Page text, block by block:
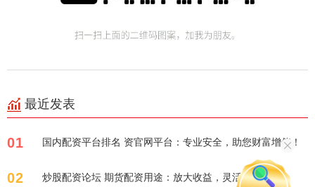
最近发表
01 国内配资平台排名 资官网平台：专业安全，助您财富增值！
02 炒股配资论坛 期货配资用途：放大收益，灵活交易